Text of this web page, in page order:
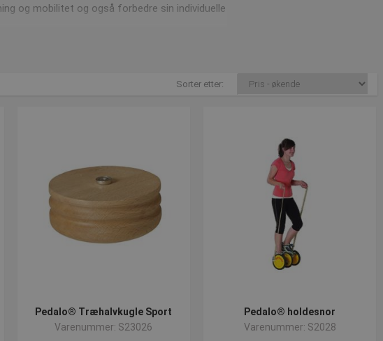
og mobilitet og også forbedre sin individuelle
Sorter etter:
Pedalo® Træhalvkugle Sport
Varenummer: S23026
Pedalo® holdesnor
Varenummer: S2028